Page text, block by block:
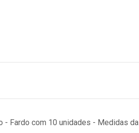
Fardo com 10 unidades - Medidas